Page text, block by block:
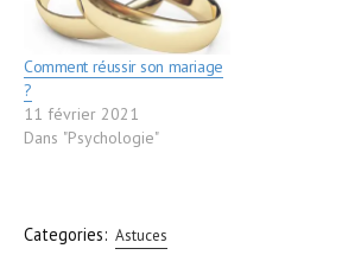
Comment réussir son mariage
?
11 février 2021
Dans "Psychologie"
Categories: Astuces